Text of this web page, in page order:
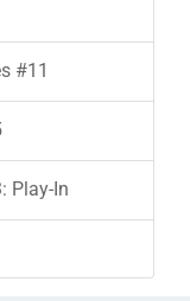
#11
Play-In